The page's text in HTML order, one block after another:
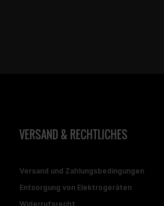
VERSAND & RECHTLICHES
Versand und Zahlungsbedingungen
Entsorgung von Elektrogeräten
Widerrufsrecht